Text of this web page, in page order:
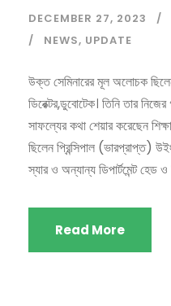
DECEMBER 27, 2023
NEWS, UPDATE
উক্ত সেমিনারের মূল অলোচক
ডিরেক্টর,ডুবোটেক। তিনি তার
সাফল্যের কথা শেয়ার করেছেন
ছিলেন প্রিন্সিপাল (ভারপ্রাপ্ত)
স্যার ও অন্যান্য ডিপার্টমেন্ট হেড ও
Read More